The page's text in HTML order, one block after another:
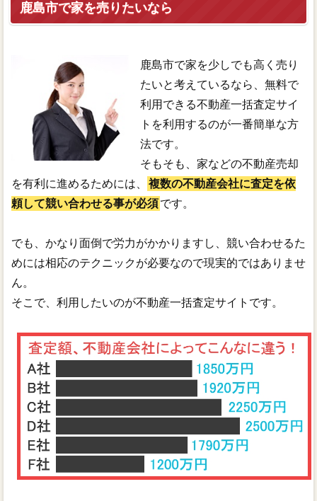
鹿島市で家を売りたいなら
鹿島市で家を少しでも高く売り
たいと考えているなら、無料で
利用できる不動産一括査定サイ
トを利用するのが一番簡単な方
法です。
そもそも、家などの不動産売却
を有利に進めるためには、
複数の不動産会社に査定を依
頼して競い合わせる事が必須です。
でも、かなり面倒で労力がかかりますし、競い合わせるた
めには相応のテクニックが必要なので現実的ではありませ
ん。
そこで、利用したいのが不動産一括査定サイトです。